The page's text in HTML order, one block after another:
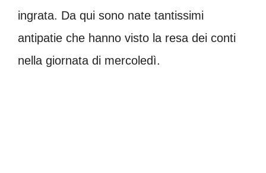
ingrata. Da qui sono nate tantissimi
antipatie che hanno visto la resa dei conti
nella giornata di mercoledì.